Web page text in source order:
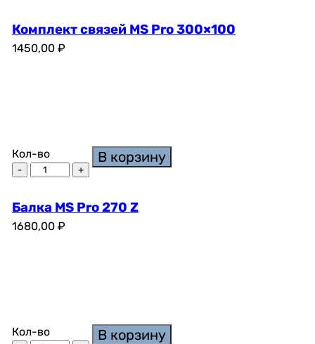
Комплект связей MS Pro 300×100
1450,00 ₽
Кол-во В корзину
Балка MS Pro 270 Z
1680,00 ₽
Кол-во В корзину